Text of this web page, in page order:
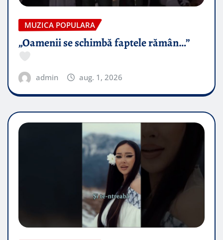
MUZICA POPULARA
„Oamenii se schimbă faptele rămân…”
admin aug. 1, 2026